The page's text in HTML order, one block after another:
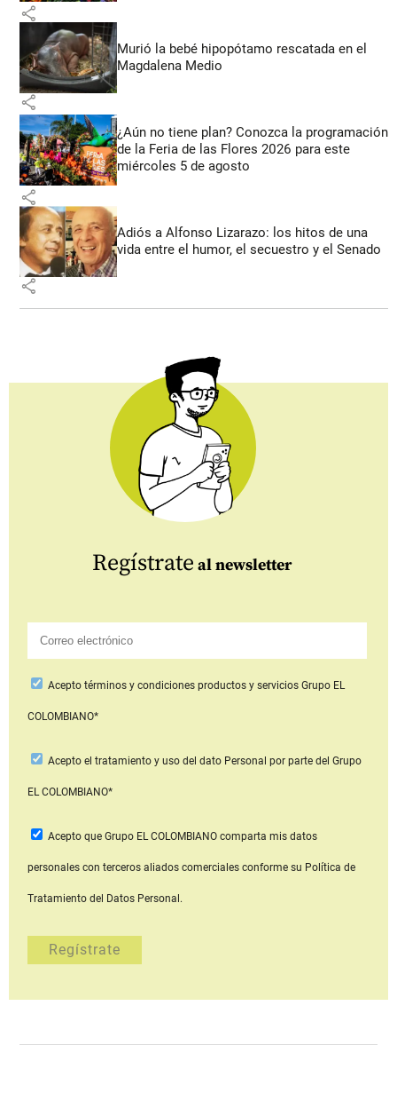
share
Murió la bebé hipopótamo rescatada en el
Magdalena Medio
share
¿Aún no tiene plan? Conozca la programación
de la Feria de las Flores 2026 para este
miércoles 5 de agosto
share
Adiós a Alfonso Lizarazo: los hitos de una
vida entre el humor, el secuestro y el Senado
share
Regístrate al newsletter
Aceptotérminos y condiciones productos y serviciosGrupo EL
COLOMBIANO*
Acepto el tratamiento y uso del dato Personal por parte del Grupo
EL COLOMBIANO*
Acepto que Grupo EL COLOMBIANOcomparta mis datos
personales con terceros aliados comerciales conforme su Política de
Tratamiento del Datos Personal.